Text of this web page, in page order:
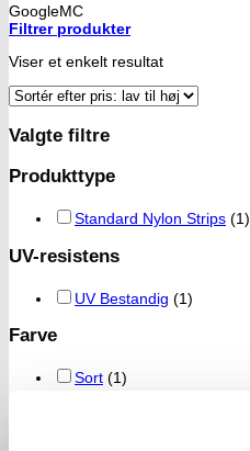
GoogleMC
Filtrer produkter
Viser et enkelt resultat
Valgte filtre
Produkttype
Standard Nylon Strips (1)
UV-resistens
UV Bestandig (1)
Farve
Sort (1)